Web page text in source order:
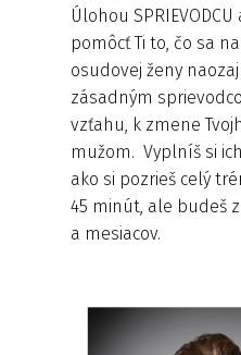
Úlohou
pomôcť Ti to, čo sa
osudovej ženy
zásadným
vzťahu, k zmene
mužom. Vyplníš si
ako si pozrieš celý
45 minút, ale budeš
a mesiacov.